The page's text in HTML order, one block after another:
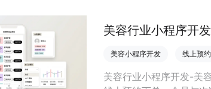
美容行业小程序开
美容小程序开发 线上预
美容行业小程序开发-美